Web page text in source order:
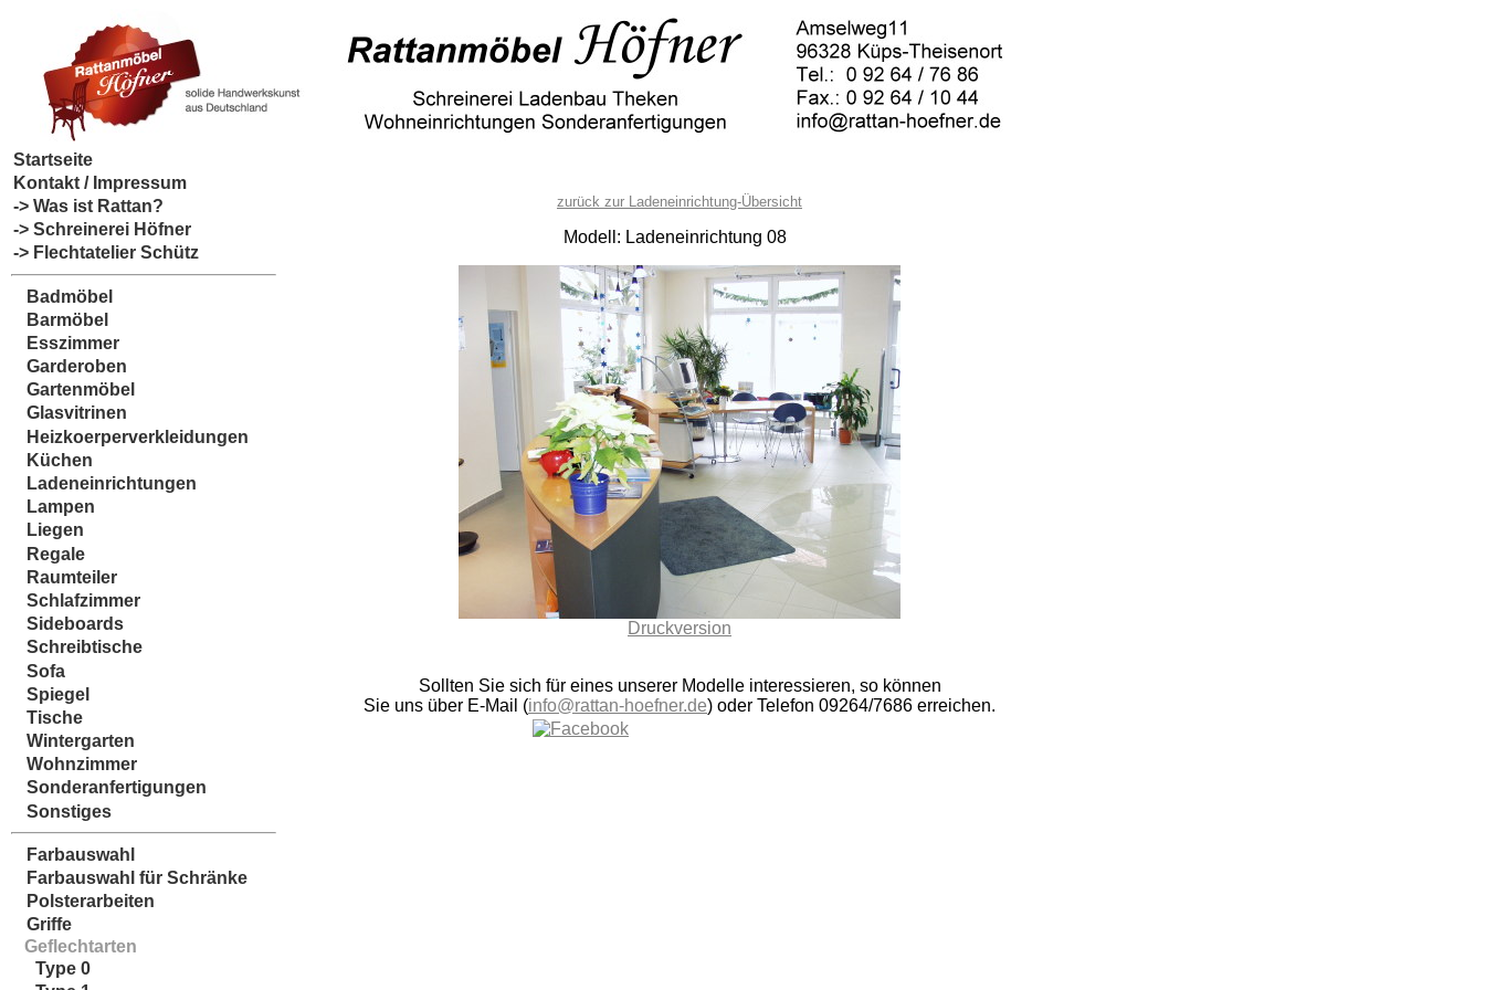
Startseite
Kontakt / Impressum
-> Was ist Rattan?
-> Schreinerei Höfner
-> Flechtatelier Schütz
Badmöbel
Barmöbel
Esszimmer
Garderoben
Gartenmöbel
Glasvitrinen
Heizkoerperverkleidungen
Küchen
Ladeneinrichtungen
Lampen
Liegen
Regale
Raumteiler
Schlafzimmer
Sideboards
Schreibtische
Sofa
Spiegel
Tische
Wintergarten
Wohnzimmer
Sonderanfertigungen
Sonstiges
Farbauswahl
Farbauswahl für Schränke
Polsterarbeiten
Griffe
Geflechtarten
Type 0
zurück zur Ladeneinrichtung-Übersicht
Modell: Ladeneinrichtung 08
Druckversion
Sollten Sie sich für eines unserer Modelle interessieren, so können
Sie uns über E-Mail (info@rattan-hoefner.de) oder Telefon 09264/7686 erreichen.